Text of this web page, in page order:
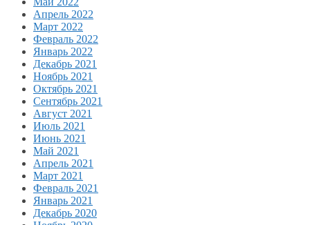
Апрель 2022
Март 2022
Февраль 2022
Январь 2022
Декабрь 2021
Ноябрь 2021
Октябрь 2021
Сентябрь 2021
Август 2021
Июль 2021
Июнь 2021
Май 2021
Апрель 2021
Март 2021
Февраль 2021
Январь 2021
Декабрь 2020